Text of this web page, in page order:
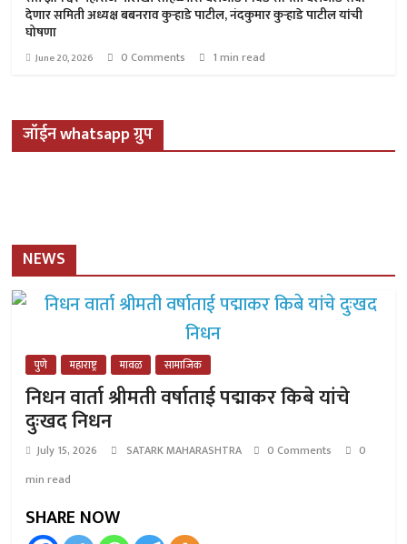
देणार समिती अध्यक्ष बबनराव कुऱ्हाडे पाटील, नंदकुमार कुऱ्हाडे पाटील यांची
घोषणा
June 20, 2026 0 Comments 1 min read
जॉईन whatsapp ग्रुप
NEWS
पुणे महाराष्ट्र मावळ सामाजिक
निधन वार्ता श्रीमती वर्षाताई पद्माकर किबे यांचे
दुःखद निधन
July 15, 2026 SATARK MAHARASHTRA 0 Comments
0
min read
SHARE NOW